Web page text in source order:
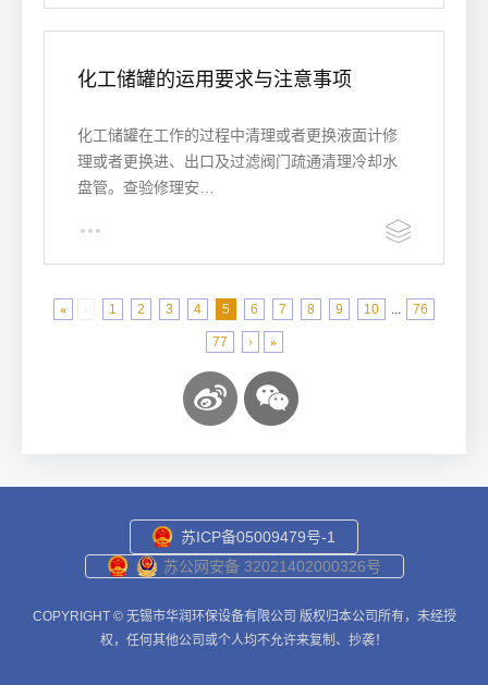
化工储罐的运用要求与注意事项
化工储罐在工作的过程中清理或者更换液面计修
理或者更换进、出口及过滤阀门疏通清理冷却水
盘管。查验修理安…
« ‹ 1 2 3 4 5 6 7 8 9 10 ... 76
77 › »
苏ICP备05009479号-1
苏公网安备 32021402000326号
COPYRIGHT © 无锡市华润环保设备有限公司 版权归本公司所有，未经授
权，任何其他公司或个人均不允许来复制、抄袭！